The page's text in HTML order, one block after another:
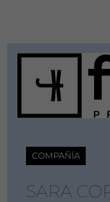
COMPAÑÍA
SARA